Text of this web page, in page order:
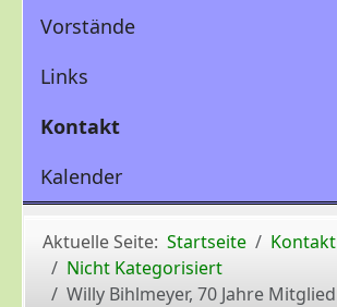
Vorstände
Links
Kontakt
Kalender
Aktuelle Seite: Startseite
Kontakt
Nicht Kategorisiert
Willy Bihlmeyer, 70 Jahre Mitglied